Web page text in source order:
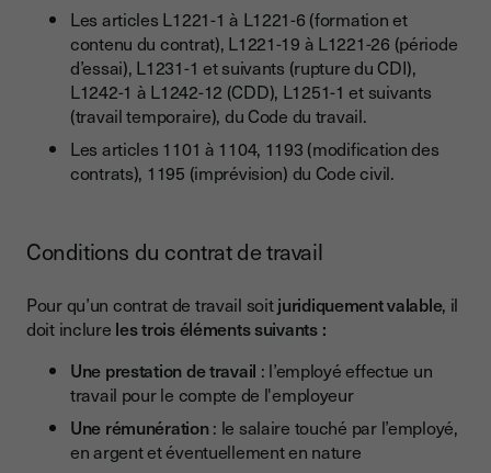
Les articles L1221-1 à L1221-6 (formation et
contenu du contrat), L1221-19 à L1221-26 (période
d’essai), L1231-1 et suivants (rupture du CDI),
L1242-1 à L1242-12 (CDD), L1251-1 et suivants
(travail temporaire), du Code du travail.
Les articles 1101 à 1104, 1193 (modification des
contrats), 1195 (imprévision) du Code civil.
Conditions du contrat de travail
Pour qu’un contrat de travail soitjuridiquement valable, il
doit inclure les trois éléments suivants :
Une prestation de travail : l’employé effectue un
travail pour le compte de l'employeur
Une rémunération: le salaire touché par l’employé,
en argent et éventuellement en nature